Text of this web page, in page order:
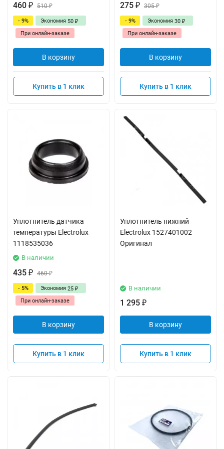
460 ₽ 510₽
- 9% Экономия 50 ₽
При онлайн-заказе
В корзину
Купить в 1 клик
275 ₽ 305₽
- 9% Экономия 30 ₽
При онлайн-заказе
В корзину
Купить в 1 клик
Уплотнитель датчика
температуры Electrolux
1118535036
В наличии
435 ₽ 460₽
- 5% Экономия 25 ₽
При онлайн-заказе
В корзину
Купить в 1 клик
Уплотнитель нижний
Electrolux 1527401002
Оригинал
В наличии
1 295 ₽
В корзину
Купить в 1 клик